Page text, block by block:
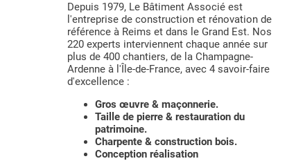
Depuis 1979, Le Bâtiment Associé est
l'entreprise de construction et rénovation de
référence à Reims et dans le Grand Est. Nos
220 experts interviennent chaque année sur
plus de 400 chantiers, de la Champagne-
Ardenne à l'Île-de-France, avec 4 savoir-faire
d'excellence :
Gros œuvre & maçonnerie.
Taille de pierre & restauration du
patrimoine.
Charpente & construction bois.
Conception réalisation